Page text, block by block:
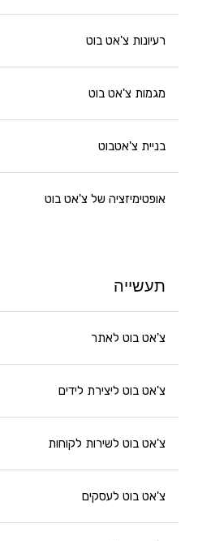
רעיונות צ'אט בוט
מגמות צ'אט בוט
בניית צ'אטבוט
אופטימיזציה של צ'אט בוט
תעשייה
צ'אט בוט לאתר
צ'אט בוט ליצירת לידים
צ'אט בוט לשירות לקוחות
צ'אט בוט לעסקים